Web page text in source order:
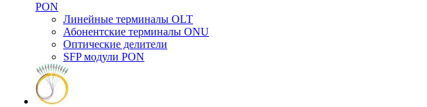
PON
Линейные терминалы OLT
Абонентские терминалы ONU
Оптические делители
SFP модули PON